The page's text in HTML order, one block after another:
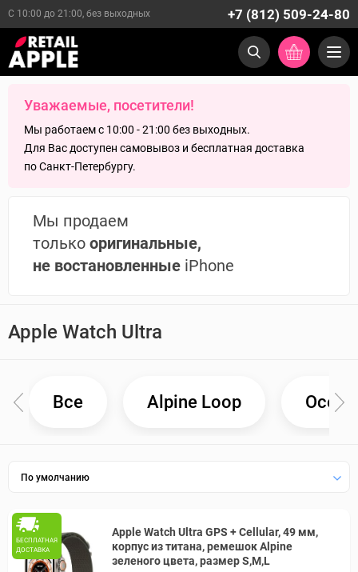
С 10:00 до 21:00, без выходных +7 (812) 509-24-80
Уважаемые, посетители!
Мы работаем с 10:00 - 21:00 без выходных.
Для Вас доступен самовывоз и бесплатная доставка
по Санкт-Петербургу.
Мы продаем
только оригинальные,
не востановленные iPhone
Apple Watch Ultra
Все Alpine Loop
По умолчанию
БЕСПЛАТНАЯ
ДОСТАВКА
Apple Watch Ultra GPS + Cellular, 49 мм,
корпус из титана, ремешок Alpine
зеленого цвета, размер S,M,L